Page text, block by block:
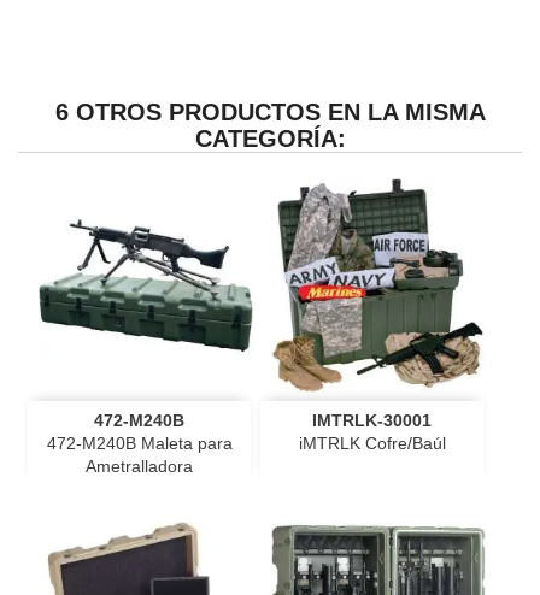
6 OTROS PRODUCTOS EN LA MISMA
CATEGORÍA:
472-M240B
472-M240B Maleta para
Ametralladora
IMTRLK-30001
iMTRLK Cofre/Baúl